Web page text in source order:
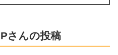
さんの投稿